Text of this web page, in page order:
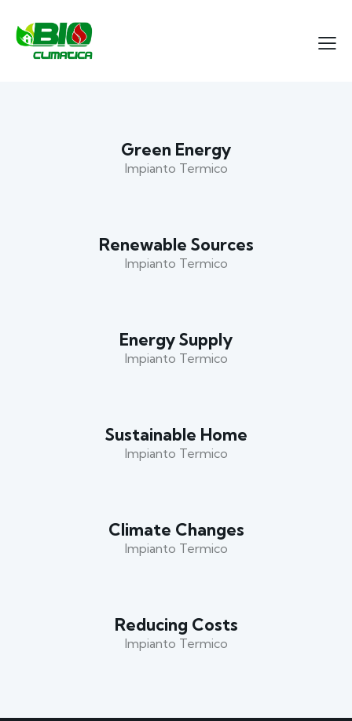
Green Energy
Impianto Termico
Renewable Sources
Impianto Termico
Energy Supply
Impianto Termico
Sustainable Home
Impianto Termico
Climate Changes
Impianto Termico
Reducing Costs
Impianto Termico